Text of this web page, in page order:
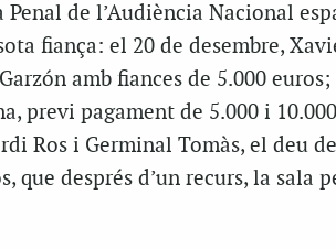
de l’Audiència Nacional
fiança: el 20 de desembre,
amb fiances de 5.000 euros;
previ pagament de 5.000 i
Ros i Germinal Tomàs, el deu
que després d’un recurs, la sala